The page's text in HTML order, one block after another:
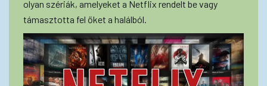
olyan szériák, amelyeket a Netflix rendelt be vagy
támasztotta fel őket a halálból.